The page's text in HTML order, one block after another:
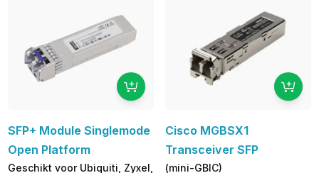
SFP+ Module Singlemode
Open Platform
Geschikt voor Ubiquiti, Zyxel,
Cisco MGBSX1
Transceiver SFP
(mini-GBIC)